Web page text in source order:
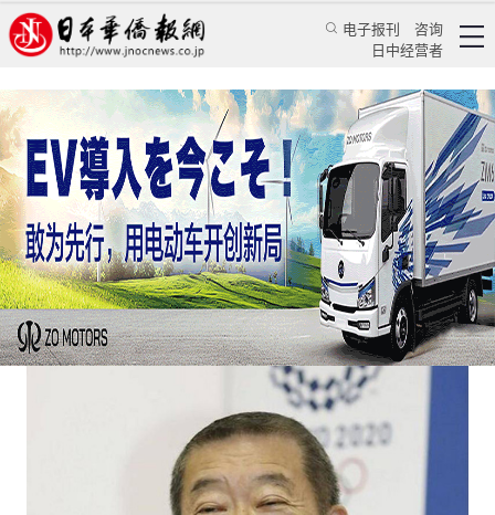
电子报刊
咨询
日中经营者
东京奥运会对歧视女性“零容忍”
王亚囡 专栏 一笔多论★王亚囡
日本华侨报网 2021/3/22 07:20:08